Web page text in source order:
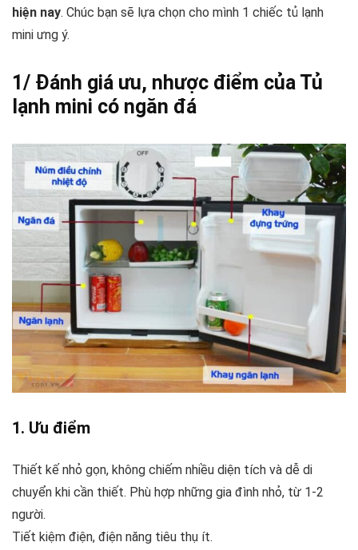
hiện nay. Chúc bạn sẽ lựa chọn cho mình 1 chiếc tủ lạnh
mini ưng ý.
1/ Đánh giá ưu, nhược điểm của Tủ
lạnh mini có ngăn đá
1. Ưu điểm
Thiết kế nhỏ gọn, không chiếm nhiều diện tích và dễ di
chuyển khi cần thiết. Phù hợp những gia đình nhỏ, từ 1-2
người.
Tiết kiệm điện, điện năng tiêu thụ ít.